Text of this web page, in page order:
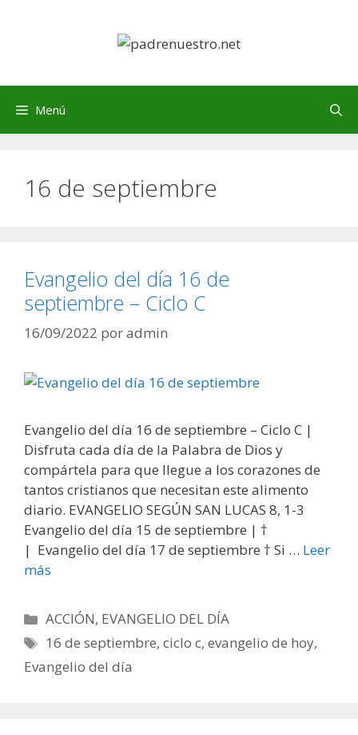
Menú
16 de septiembre
Evangelio del día 16 de
septiembre – Ciclo C
16/09/2022 poradmin
Evangelio del día 16 de septiembre – Ciclo C |
Disfruta cada día de la Palabra de Dios y
compártela para que llegue a los corazones de
tantos cristianos que necesitan este alimento
diario. EVANGELIO SEGÚN SAN LUCAS 8, 1-3
Evangelio del día 15 de septiembre | †
| Evangelio del día 17 de septiembre † Si … Leer
más
Categorías
ACCIÓN, EVANGELIO DEL DÍA
Etiquetas
16 de septiembre,ciclo c,evangelio de hoy,
Evangelio del día